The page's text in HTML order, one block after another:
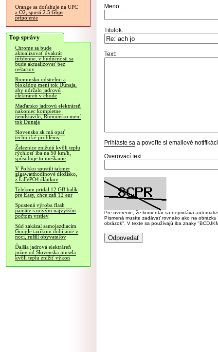
Orange sa doťahuje na UPC
a O2, spustí 2.5 Gbps
pripojenie
Top správy
Chrome sa bude
aktualizovať dvakrát
týždenne, v budúcnosti sa
bude aktualizovať bez
reštartov
Rumunsko odstrelmi a
blokádou mení tok Dunaja,
aby udržalo jadrovú
elektráreň v chode
Maďarsko jadrovú elektráreň
nakoniec kompletne
neodstavilo, Rumunsko mení
tok Dunaja
Slovensko.sk má opäť
technické problémy
Železnice znižujú kvôli teplu
rýchlosť iba na 50 km/h,
spôsobuje to meškanie
V Poľsku spustili takmer
gigawatthodinové úložisko,
z LiFePO4 článkov
Telekom pridal 12 GB balík
pre Easy, chce zaň 12 eur
Spustená výroba flash
pamäte s novým najvyšším
počtom vrstiev
Súd zakázal samojazdiacim
Google taxíkom dobíjanie v
noci, rušili obyvateľov
Ďalšia jadrová elektráreň
južne od Slovenska musela
kvôli teplu znížiť výkon
Meno:
Titulok:
Text:
Prihláste sa a povoľte si emailové
Overovací text:
Pre overenie, že komentár sa nepridáva
Písmená musíte zadávať rovnako ako na
obrázok". V texte sa používajú iba znaky